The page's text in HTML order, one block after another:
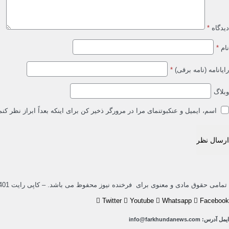
دیدگاه *
نام *
رایانامه (نامه برقی) *
وبلاگ
اسم، ایمیل و عنکبوتنمای مرا در مرورگر ذخیر کن برای اینکه بعداً ابراز نظر
تمامی حقوق مادی و معنوی برای فرخنده نیوز محفوظ می باشد. – کاپی رایت 1401
Twitter Youtube Whatsapp Facebook
ایمل آدرس: info@farkhundanews.com